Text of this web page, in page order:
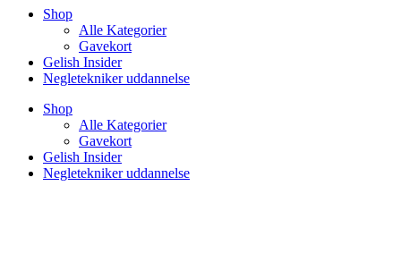
Shop
Alle Kategorier
Gavekort
Gelish Insider
Negletekniker uddannelse
Shop
Alle Kategorier
Gavekort
Gelish Insider
Negletekniker uddannelse